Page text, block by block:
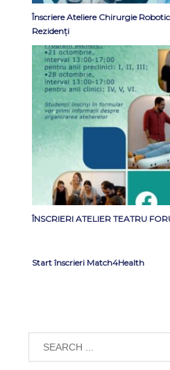
Înscriere Ateliere Chirurgie
Rezidenți
ÎNSCRIERI ATELIER TEATRU
Start înscrieri Match4Health